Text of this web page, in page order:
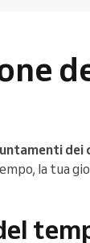
dei
la tua